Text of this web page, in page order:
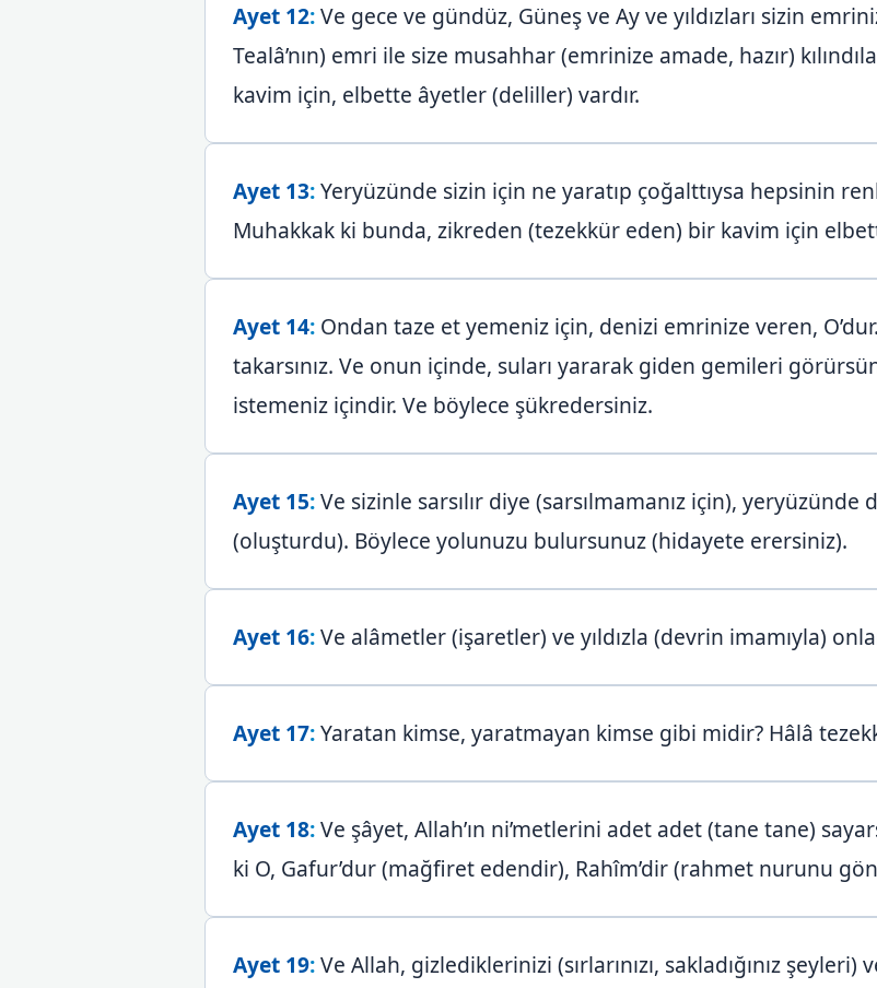
Ayet 12:Ve gece ve gündüz, Güneş ve Ay ve yıldızları sizin
Tealâ’nın) emri ile size musahhar (emrinize amade, hazır)
kavim için, elbette âyetler (deliller) vardır.
Ayet 13:Yeryüzünde sizin için ne yaratıp çoğalttıysa hepsinin
Muhakkak ki bunda, zikreden (tezekkür eden) bir kavim için
Ayet 14: Ondan taze et yemeniz için, denizi emrinize veren, O’dur.
takarsınız. Ve onun içinde, suları yararak giden gemileri
istemeniz içindir. Ve böylece şükredersiniz.
Ayet 15:Ve sizinle sarsılır diye (sarsılmamanız için),
(oluşturdu). Böylece yolunuzu bulursunuz (hidayete erersiniz).
Ayet 16:Ve alâmetler (işaretler) ve yıldızla (devrin imamıyla)
Ayet 17:Yaratan kimse, yaratmayan kimse gibi midir? Hâlâ
Ayet 18:Ve şâyet, Allah’ın ni’metlerini adet adet (tane tane)
ki O, Gafur’dur (mağfiret edendir), Rahîm’dir (rahmet nurunu
Ayet 19:Ve Allah, gizlediklerinizi (sırlarınızı, sakladığınız şeyleri)